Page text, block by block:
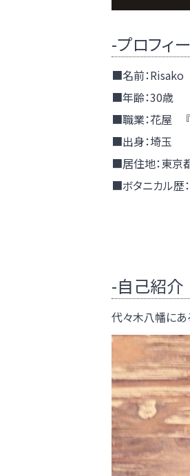
-プロフィ
■名前：Risako
■年齢：30歳
■職業：花屋 『
■出身：埼玉
■居住地：東京
■ボタニカル歴
-自己紹介
代々木八幡にあ